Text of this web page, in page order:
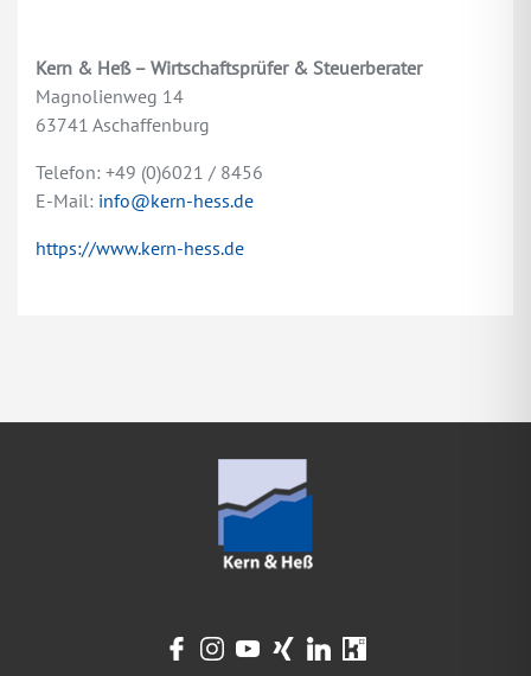
Kern & Heß – Wirtschaftsprüfer & Steuerberater
Magnolienweg 14
63741 Aschaffenburg
Telefon: +49 (0)6021 / 8456
E-Mail: info@kern-hess.de
https://www.kern-hess.de